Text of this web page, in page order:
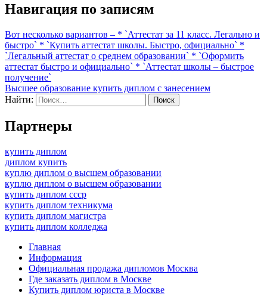
Навигация по записям
Вот несколько вариантов – * `Аттестат за 11 класс. Легально и
быстро` * `Купить аттестат школы. Быстро, официально` *
`Легальный аттестат о среднем образовании` * `Оформить
аттестат быстро и официально` * `Аттестат школы – быстрое
получение`
Высшее образование купить диплом с занесением
Найти:
Партнеры
купить диплом
диплом купить
куплю диплом о высшем образовании
куплю диплом о высшем образовании
купить диплом ссср
купить диплом техникума
купить диплом магистра
купить диплом колледжа
Главная
Информация
Официальная продажа дипломов Москва
Где заказать диплом в Москве
Купить диплом юриста в Москве